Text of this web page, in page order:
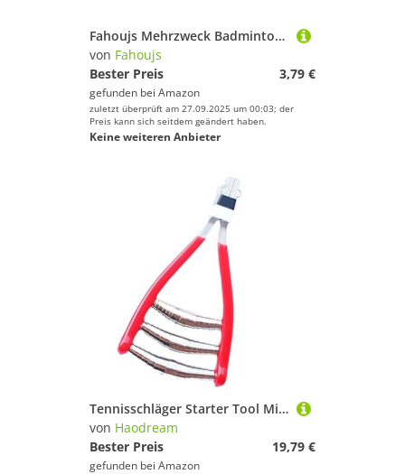
Fahoujs Mehrzweck Badminton Nylonschnur Für Sportschläger Ausgeglichene Spannungssteuerung Müheloser Saiten Ersatz Hochfestigkeit Badminton Line
von Fahoujs
Bester Preis
3,79 €
gefunden bei Amazon
zuletzt überprüft am 27.09.2025 um 00:03; der
Preis kann sich seitdem geändert haben.
Keine weiteren Anbieter
Tennisschläger Starter Tool Mit 3 Feder Für Die Einfache Handhabung Von Badminton Tennis Saiten Breite Kopfklemme Klemm
von Haodream
Bester Preis
19,79 €
gefunden bei Amazon